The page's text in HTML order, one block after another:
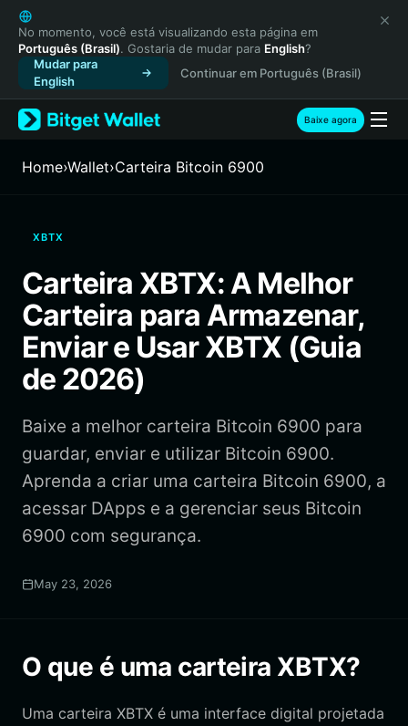
English
日本語
Tiếng Việt
Русский
Español (Latinoamérica)
Türkçe
Français
繁體中文
Bahasa Indonesia
ภาษาไทย
हिन्दी
Español
Português (Brasil)
No momento, você está visualizando esta página em
Português (Brasil). Gostaria de mudar para English?
Mudar para
English
Continuar em Português (Brasil)
Baixe agora
Home›Wallet›Carteira Bitcoin 6900
XBTX
Carteira XBTX: A Melhor
Carteira para Armazenar,
Enviar e Usar XBTX (Guia
de 2026)
Baixe a melhor carteira Bitcoin 6900 para
guardar, enviar e utilizar Bitcoin 6900.
Aprenda a criar uma carteira Bitcoin 6900, a
acessar DApps e a gerenciar seus Bitcoin
6900 com segurança.
May 23, 2026
O que é uma carteira XBTX?
Uma carteira XBTX é uma interface digital projetada